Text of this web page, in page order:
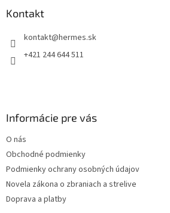
Kontakt
kontakt@hermes.sk
+421 244 644 511
Informácie pre vás
O nás
Obchodné podmienky
Podmienky ochrany osobných údajov
Novela zákona o zbraniach a strelive
Doprava a platby